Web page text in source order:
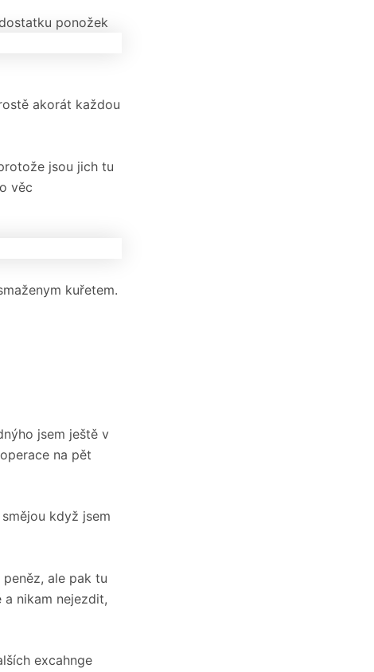
ponožek
akorát každou
jsou jich tu
věc
kuřetem.
jsem ještě v
na pět
když jsem
ale pak tu
nikam nejezdit,
excahnge